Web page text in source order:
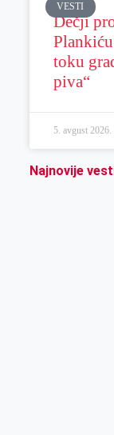
VESTI
Dečji
toku
piva“
5. avgust 2026.
Najnovije